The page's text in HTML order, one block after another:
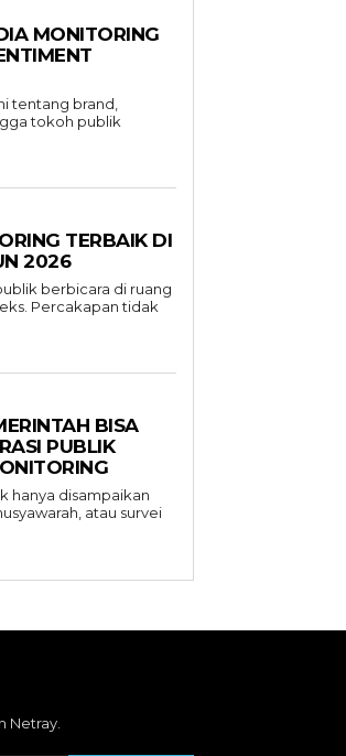
MONITORING
tentang brand,
tokoh publik
TERBAIK DI
2026
berbicara di ruang
Percakapan tidak
BISA
PUBLIK
hanya disampaikan
atau survei
Netray.